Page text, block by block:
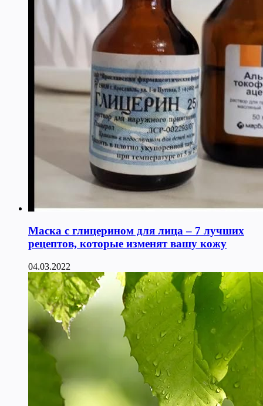
Маска с глицерином для лица – 7 лучших
рецептов, которые изменят вашу кожу
04.03.2022